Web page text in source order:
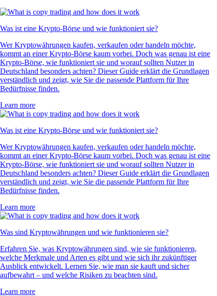
Was ist eine Krypto-Börse und wie funktioniert sie?
Wer Kryptowährungen kaufen, verkaufen oder handeln möchte,
kommt an einer Krypto-Börse kaum vorbei. Doch was genau ist eine
Krypto-Börse, wie funktioniert sie und worauf sollten Nutzer in
Deutschland besonders achten? Dieser Guide erklärt die Grundlagen
verständlich und zeigt, wie Sie die passende Plattform für Ihre
Bedürfnisse finden.
Learn more
Was ist eine Krypto-Börse und wie funktioniert sie?
Wer Kryptowährungen kaufen, verkaufen oder handeln möchte,
kommt an einer Krypto-Börse kaum vorbei. Doch was genau ist eine
Krypto-Börse, wie funktioniert sie und worauf sollten Nutzer in
Deutschland besonders achten? Dieser Guide erklärt die Grundlagen
verständlich und zeigt, wie Sie die passende Plattform für Ihre
Bedürfnisse finden.
Learn more
Was sind Kryptowährungen und wie funktionieren sie?
Erfahren Sie, was Kryptowährungen sind, wie sie funktionieren,
welche Merkmale und Arten es gibt und wie sich ihr zukünftiger
Ausblick entwickelt. Lernen Sie, wie man sie kauft und sicher
aufbewahrt – und welche Risiken zu beachten sind.
Learn more